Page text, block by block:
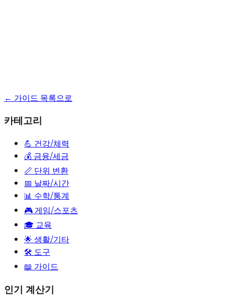
← 가이드 목록으로
카테고리
💪 건강/체력
💰 금융/세금
📏 단위 변환
📅 날짜/시간
📊 수학/통계
🎮게임/스포츠
🎓 교육
🌟 생활/기타
🛠️ 도구
📖 가이드
인기 계산기